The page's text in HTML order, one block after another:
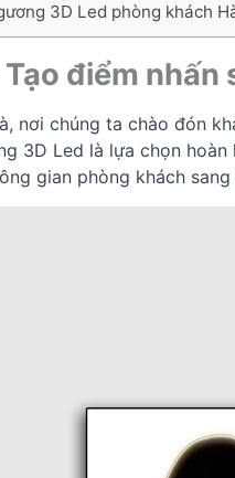
3D Led phòng khách
điểm
nơi chúng ta chào đón
3D Led là lựa chọn
gian phòng khách